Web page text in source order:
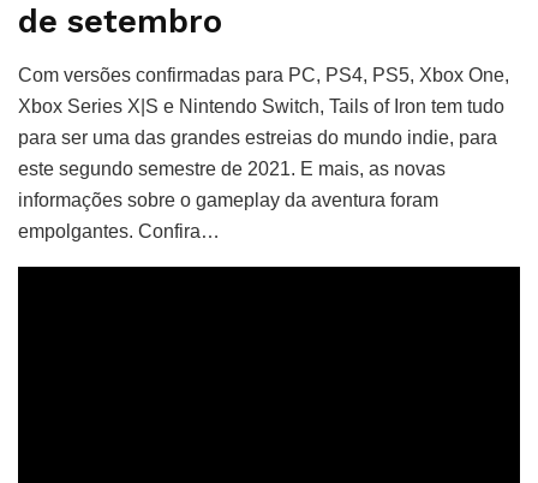
de setembro
Com versões confirmadas para PC, PS4, PS5, Xbox One,
Xbox Series X|S e Nintendo Switch, Tails of Iron tem tudo
para ser uma das grandes estreias do mundo indie, para
este segundo semestre de 2021. E mais, as novas
informações sobre o gameplay da aventura foram
empolgantes. Confira…